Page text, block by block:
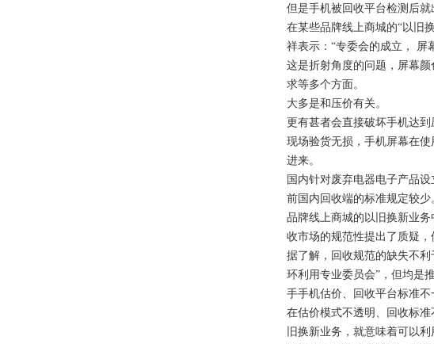
但是手机被回收平台检测后
在某些品牌线上商城的“以旧
祥表示：“专委会的成立， 屏
这是折射角度的问题，屏幕
求等多个方面。
大多是和压价有关。
更有甚者会直接破坏手机达
现场验货无损，手机屏幕在
进来。
国内针对废弃电器电子产品
前国内回收端的标准规定较少
品牌线上商城的以旧换新业
收市场的规范性提出了质疑，
据了解，回收规范的缺失不利
环利用专业委员会”，但均是
手手机估价、回收平台标准
在估价模式不透明、回收标
旧换新业务，就意味着可以